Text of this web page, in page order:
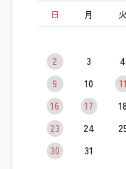
日
月
2
3 4
9
10 11
16
17 18
23
24
30
31